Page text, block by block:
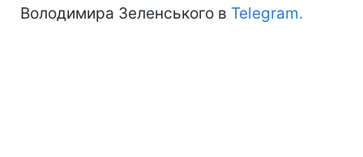
Володимира Зеленського в Telegram.